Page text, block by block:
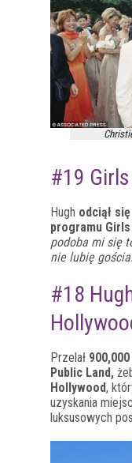
#19
Hugh odciął
programu
podoba mi się
nie lubię
#18
Przelał
Public Land,
Hollywood,
uzyskania
luksusowych